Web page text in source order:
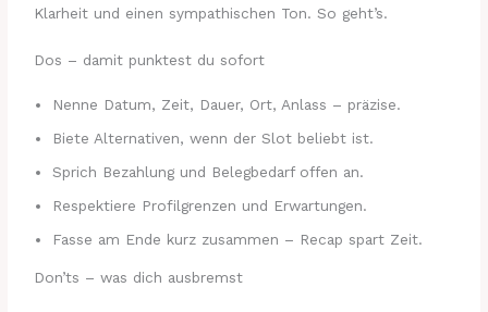
Klarheit und einen sympathischen Ton. So geht’s.
Dos – damit punktest du sofort
Nenne Datum, Zeit, Dauer, Ort, Anlass – präzise.
Biete Alternativen, wenn der Slot beliebt ist.
Sprich Bezahlung und Belegbedarf offen an.
Respektiere Profilgrenzen und Erwartungen.
Fasse am Ende kurz zusammen – Recap spart Zeit.
Don’ts – was dich ausbremst